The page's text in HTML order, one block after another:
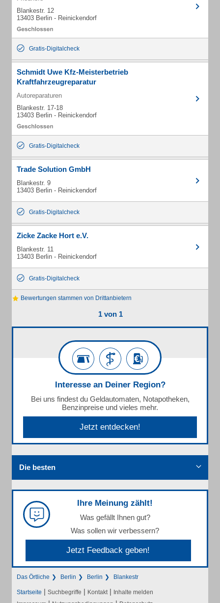
Blankestr. 12
13403 Berlin - Reinickendorf
Gratis-Digitalcheck
Schmidt Uwe Kfz-Meisterbetrieb
Kraftfahrzeugreparatur
Autoreparaturen
Blankestr. 17-18
13403 Berlin - Reinickendorf
Gratis-Digitalcheck
Trade Solution GmbH
Blankestr. 9
13403 Berlin - Reinickendorf
Gratis-Digitalcheck
Zicke Zacke Hort e.V.
Blankestr. 11
13403 Berlin - Reinickendorf
Gratis-Digitalcheck
Bewertungen stammen von Drittanbietern
1 von 1
Interesse an Deiner Region?
Bei uns findest du Geldautomaten, Notapotheken,
Benzinpreise und vieles mehr.
Jetzt entdecken!
Die besten
Ihre Meinung zählt!
Was gefällt Ihnen gut?
Was sollen wir verbessern?
Jetzt Feedback geben!
Das Örtliche Berlin Berlin Blankestr
Startseite | Suchbegriffe | Kontakt | Inhalte melden